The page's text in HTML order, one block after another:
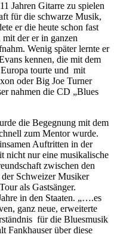
Jahren Gitarre zu spielen
für die schwarze Musik,
er die heute schon fast
der er in ganzen
Wenig später lernte er
kennen, die mit dem
tourte und mit
oder Big Joe Turner
nahmen die CD „Blues
die Begegnung mit dem
zum Mentor wurde.
Auftritten in der
nicht nur eine musikalische
zwischen den
Schweizer Musiker
als Gastsänger.
in den Staaten. „….es
ganz neue, erweiterte
für die Bluesmusik
Fankhauser über diese